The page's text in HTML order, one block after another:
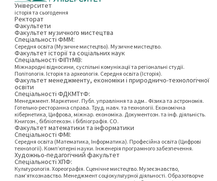
Університет
історія та сьогодення
Ректорат
Факультети
Факультет музичного мистецтва
Спеціальності ФММ:
Середня освіта (Музичне мистецтво). Музичне мистецтво.
Факультет історії та соціальних наук
Спеціальності ФІПтМВ:
Міжнародні відносини, суспільні комунікації та регіональні студії.
Політологія. Історія та археологія. Середня освіта (Історія).
Факультет менеджменту, економіки і природничо-технологічної
освіти
Спеціальності ФДКМТтФ:
Менеджмент. Маркетинг. Публ. управління та адм.. Фізика та астрономія.
Готельно-ресторанна справа. Труд. навч. та технології. Економічна
кібернетика, Цифрова, міжнар. економіка. Документозн. та інф. діяльність.
Книгозн., бібліотекозн. і бібліографія. СО.
Факультет математики та інформатики
Спеціальності ФМІ:
Середня освіта (Математика, Інформатика). Професійна освіта (Цифрові
технології). Комп’ютерні науки. Інженерія програмного забезпечення.
Художньо-педагогічний факультет
Спеціальності ХПФ:
Культурологія. Хореографія. Сценічне мистецтво. Музеєзнавство,
пам’яткознавство. Менеджмент соціокультурної діяльності. Образотворче